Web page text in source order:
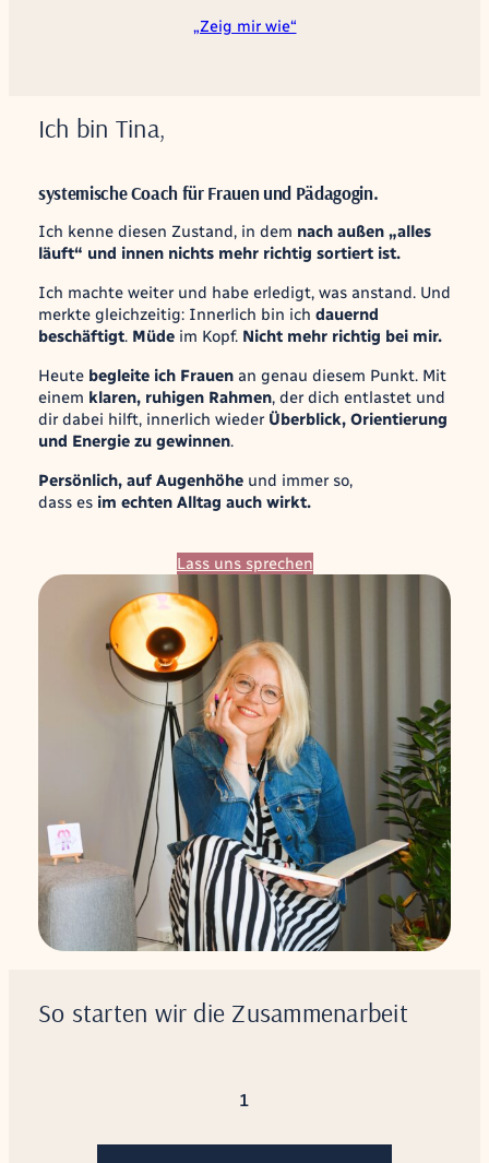
„Zeig mir wie“
Ich bin Tina,
systemische Coach für Frauen und Pädagogin.
Ich kenne diesen Zustand, in dem nach außen „alles
läuft“ und innen nichts mehr richtig sortiert ist.
Ich machte weiter und habe erledigt, was anstand. Und
merkte gleichzeitig: Innerlich bin ich dauernd
beschäftigt. Müdeim Kopf. Nicht mehr richtig bei mir.
Heute begleite ich Frauenan genau diesem Punkt. Mit
einem klaren, ruhigen Rahmen, der dich entlastet und
dir dabei hilft, innerlich wieder Überblick, Orientierung
und Energie zu gewinnen.
Persönlich, auf Augenhöheund immer so,
dass es im echten Alltag auch wirkt.
Lass uns sprechen
So starten wir die Zusammenarbeit
1